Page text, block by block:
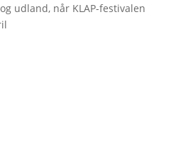
udland, når KLAP-festivalen